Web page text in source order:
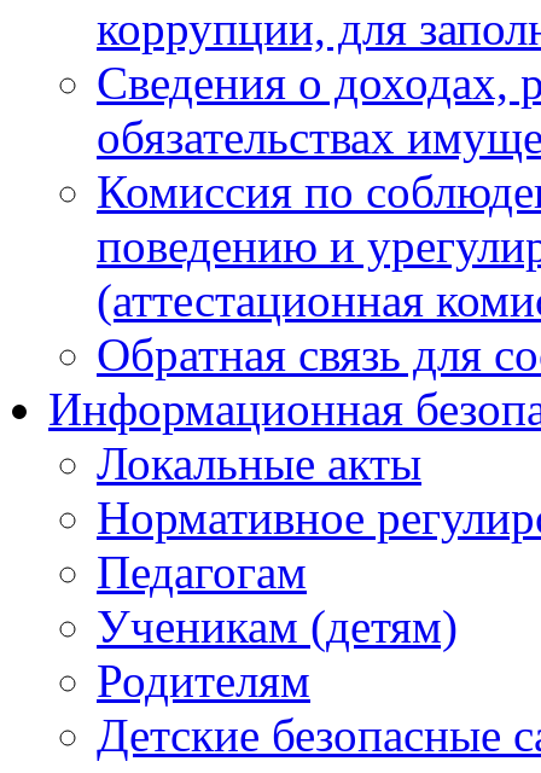
коррупции, для
Сведения о доходах,
обязательствах
Комиссия по
поведению и
(аттестационная
Обратная связь для
Информационная
Локальные акты
Нормативное
Педагогам
Ученикам (детям)
Родителям
Детские безопасные